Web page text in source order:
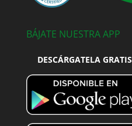
BÁJATE NUESTRA APP
DESCÁRGATELA GRATIS